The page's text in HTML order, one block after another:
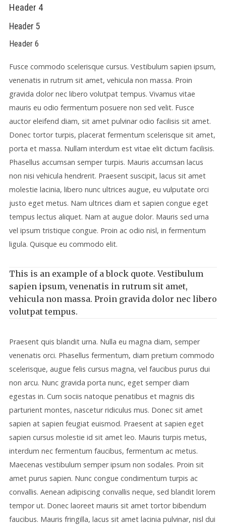
Header 4
Header 5
Header 6
Fusce commodo scelerisque cursus. Vestibulum sapien ipsum,
venenatis in rutrum sit amet, vehicula non massa. Proin
gravida dolor nec libero volutpat tempus. Vivamus vitae
mauris eu odio fermentum posuere non sed velit. Fusce
auctor eleifend diam, sit amet pulvinar odio facilisis sit amet.
Donec tortor turpis, placerat fermentum scelerisque sit amet,
porta et massa. Nullam interdum est vitae elit dictum facilisis.
Phasellus accumsan semper turpis. Mauris accumsan lacus
non nisi vehicula hendrerit. Praesent suscipit, lacus sit amet
molestie lacinia, libero nunc ultrices augue, eu vulputate orci
justo eget metus. Nam ultrices diam et sapien congue eget
tempus lectus aliquet. Nam at augue dolor. Mauris sed urna
vel ipsum tristique congue. Proin ac odio nisl, in fermentum
ligula. Quisque eu commodo elit.
This is an example of a block quote. Vestibulum
sapien ipsum, venenatis in rutrum sit amet,
vehicula non massa. Proin gravida dolor nec libero
volutpat tempus.
Praesent quis blandit urna. Nulla eu magna diam, semper
venenatis orci. Phasellus fermentum, diam pretium commodo
scelerisque, augue felis cursus magna, vel faucibus purus dui
non arcu. Nunc gravida porta nunc, eget semper diam
egestas in. Cum sociis natoque penatibus et magnis dis
parturient montes, nascetur ridiculus mus. Donec sit amet
sapien at sapien feugiat euismod. Praesent at sapien eget
sapien cursus molestie id sit amet leo. Mauris turpis metus,
interdum nec fermentum faucibus, fermentum ac metus.
Maecenas vestibulum semper ipsum non sodales. Proin sit
amet purus sapien. Nunc congue condimentum turpis ac
convallis. Aenean adipiscing convallis neque, sed blandit lorem
tempor ut. Donec laoreet mauris sit amet tortor bibendum
faucibus. Mauris fringilla, lacus sit amet lacinia pulvinar, nisl dui